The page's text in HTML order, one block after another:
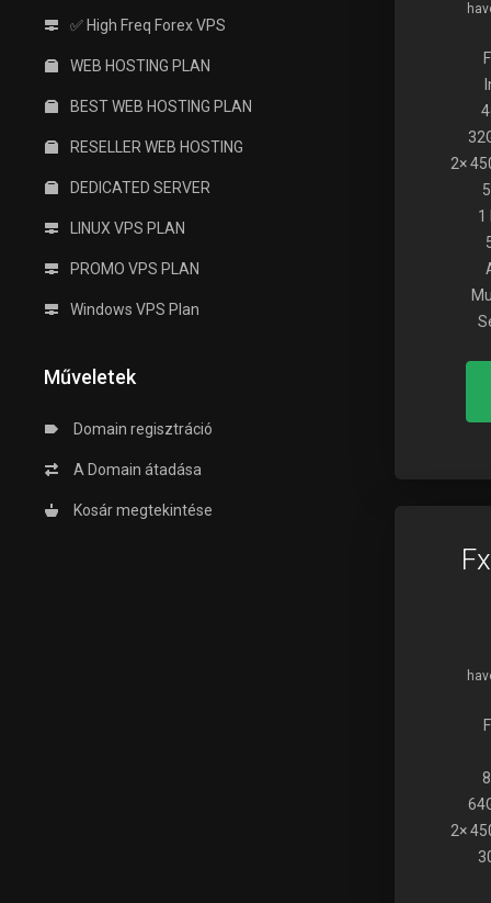
✅ High Freq Forex VPS
WEB HOSTING PLAN
BEST WEB HOSTING PLAN
RESELLER WEB HOSTING
DEDICATED SERVER
LINUX VPS PLAN
PROMO VPS PLAN
Windows VPS Plan
Műveletek
Domain regisztráció
A Domain átadása
Kosár megtekintése
2×
1
2×